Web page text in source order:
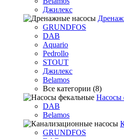
Джилекс
GRUNDFOS
DAB
Aquario
Pedrollo
STOUT
Джилекс
Belamos
Все категории (8)
Насосы
DAB
Belamos
GRUNDFOS